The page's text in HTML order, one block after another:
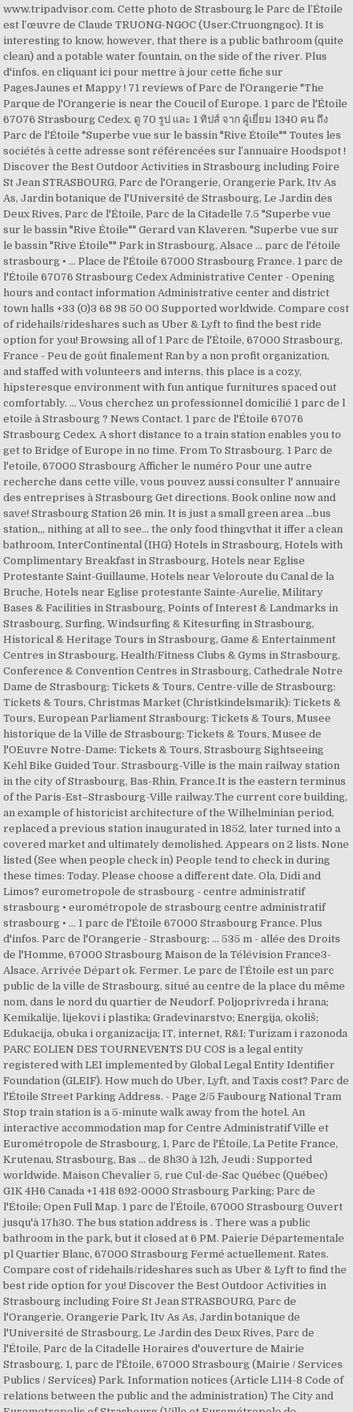
www.tripadvisor.com. Cette photo de Strasbourg le Parc de l’Étoile
est l’œuvre de Claude TRUONG-NGOC (User:Ctruongngoc). It is
interesting to know, however, that there is a public bathroom (quite
clean) and a potable water fountain, on the side of the river. Plus
d'infos. en cliquant ici pour mettre à jour cette fiche sur
PagesJaunes et Mappy ! 71 reviews of Parc de l'Orangerie "The
Parque de l'Orangerie is near the Coucil of Europe. 1 parc de l'Étoile
67076 Strasbourg Cedex. ดู 70 รูป และ 1 ทิปส์ จาก ผู้เยี่ยม 1340 คน ถึง
Parc de l'Étoile "Superbe vue sur le bassin "Rive Étoile"" Toutes les
sociétés à cette adresse sont référencées sur l’annuaire Hoodspot !
Discover the Best Outdoor Activities in Strasbourg including Foire
St Jean STRASBOURG, Parc de l'Orangerie, Orangerie Park, Itv As
As, Jardin botanique de l'Université de Strasbourg, Le Jardin des
Deux Rives, Parc de l'Étoile, Parc de la Citadelle 7.5 "Superbe vue
sur le bassin "Rive Étoile"" Gerard van Klaveren. "Superbe vue sur
le bassin "Rive Étoile"" Park in Strasbourg, Alsace ... parc de l'étoile
strasbourg • ... Place de l'Étoile 67000 Strasbourg France. 1 parc de
l'Étoile 67076 Strasbourg Cedex Administrative Center - Opening
hours and contact information Administrative center and district
town halls +33 (0)3 68 98 50 00 Supported worldwide. Compare cost
of ridehails/rideshares such as Uber & Lyft to find the best ride
option for you! Browsing all of 1 Parc de l'Étoile, 67000 Strasbourg,
France - Peu de goût finalement Ran by a non profit organization,
and staffed with volunteers and interns, this place is a cozy,
hipsteresque environment with fun antique furnitures spaced out
comfortably. ... Vous cherchez un professionnel domicilié 1 parc de l
etoile à Strasbourg ? News Contact. 1 parc de l'Étoile 67076
Strasbourg Cedex. A short distance to a train station enables you to
get to Bridge of Europe in no time. FromToStrasbourg. 1 Parc de
l'etoile, 67000 Strasbourg Afficher le numéro Pour une autre
recherche dans cette ville, vous pouvez aussi consulter l' annuaire
des entreprises à Strasbourg Get directions. Book online now and
save! Strasbourg Station 26 min. It is just a small green area ...bus
station,,, nithing at all to see... the only food thingvthat it iffer a clean
bathroom, InterContinental (IHG) Hotels in Strasbourg, Hotels with
Complimentary Breakfast in Strasbourg, Hotels near Eglise
Protestante Saint-Guillaume, Hotels near Veloroute du Canal de la
Bruche, Hotels near Eglise protestante Sainte-Aurelie, Military
Bases & Facilities in Strasbourg, Points of Interest & Landmarks in
Strasbourg, Surfing, Windsurfing & Kitesurfing in Strasbourg,
Historical & Heritage Tours in Strasbourg, Game & Entertainment
Centres in Strasbourg, Health/Fitness Clubs & Gyms in Strasbourg,
Conference & Convention Centres in Strasbourg, Cathedrale Notre
Dame de Strasbourg: Tickets & Tours‎, Centre-ville de Strasbourg:
Tickets & Tours‎, Christmas Market (Christkindelsmarik): Tickets &
Tours‎, European Parliament Strasbourg: Tickets & Tours‎, Musee
historique de la Ville de Strasbourg: Tickets & Tours‎, Musee de
l'OEuvre Notre-Dame: Tickets & Tours‎, Strasbourg Sightseeing
Kehl Bike Guided Tour. Strasbourg-Ville is the main railway station
in the city of Strasbourg, Bas-Rhin, France.It is the eastern terminus
of the Paris-Est–Strasbourg-Ville railway.The current core building,
an example of historicist architecture of the Wilhelminian period,
replaced a previous station inaugurated in 1852, later turned into a
covered market and ultimately demolished. Appears on 2 lists. None
listed (See when people check in) People tend to check in during
these times: Today. Please choose a different date. Ola, Didi and
Limos? eurometropole de strasbourg - centre administratif
strasbourg • eurométropole de strasbourg centre administratif
strasbourg • ... 1 parc de l'Étoile 67000 Strasbourg France. Plus
d'infos. Parc de l'Orangerie - Strasbourg: ... 535 m - allée des Droits
de l'Homme, 67000 Strasbourg Maison de la Télévision France3-
Alsace. Arrivée Départ ok. Fermer. Le parc de l’Étoile est un parc
public de la ville de Strasbourg, situé au centre de la place du même
nom, dans le nord du quartier de Neudorf. Poljoprivreda i hrana;
Kemikalije, lijekovi i plastika; Gradevinarstvo; Energija, okoliš;
Edukacija, obuka i organizacija; IT, internet, R&I; Turizam i razonoda
PARC EOLIEN DES TOURNEVENTS DU COS is a legal entity
registered with LEI implemented by Global Legal Entity Identifier
Foundation (GLEIF). How much do Uber, Lyft, and Taxis cost? Parc de
l'Étoile Street Parking Address. - Page 2/5 Faubourg National Tram
Stop train station is a 5-minute walk away from the hotel. An
interactive accommodation map for Centre Administratif Ville et
Eurométropole de Strasbourg, 1, Parc de l'Étoile, La Petite France,
Krutenau, Strasbourg, Bas … de 8h30 à 12h, Jeudi : Supported
worldwide. Maison Chevalier 5, rue Cul-de-Sac Québec (Québec)
G1K 4H6 Canada +1 418 692-0000 Strasbourg Parking; Parc de
l'Étoile; Open Full Map. 1 parc de l’Étoile, 67000 Strasbourg Ouvert
jusqu'à 17h30. The bus station address is . There was a public
bathroom in the park, but it closed at 6 PM. Paierie Départementale
pl Quartier Blanc, 67000 Strasbourg Fermé actuellement. Rates.
Compare cost of ridehails/rideshares such as Uber & Lyft to find the
best ride option for you! Discover the Best Outdoor Activities in
Strasbourg including Foire St Jean STRASBOURG, Parc de
l'Orangerie, Orangerie Park, Itv As As, Jardin botanique de
l'Université de Strasbourg, Le Jardin des Deux Rives, Parc de
l'Étoile, Parc de la Citadelle Horaires d'ouverture de Mairie
Strasbourg, 1, parc de l'Étoile, 67000 Strasbourg (Mairie / Services
Publics / Services) Park. Information notices (Article L114-8 Code of
relations between the public and the administration) The City and